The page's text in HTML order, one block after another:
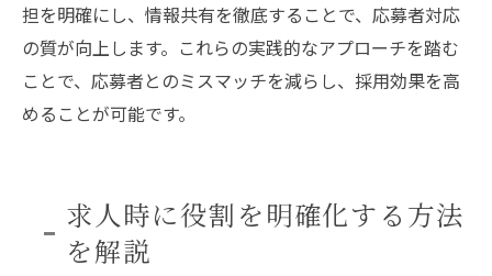
担を明確にし、情報共有を徹底することで、応募者対応
の質が向上します。これらの実践的なアプローチを踏む
ことで、応募者とのミスマッチを減らし、採用効果を高
めることが可能です。
求人時に役割を明確化する方法
を解説